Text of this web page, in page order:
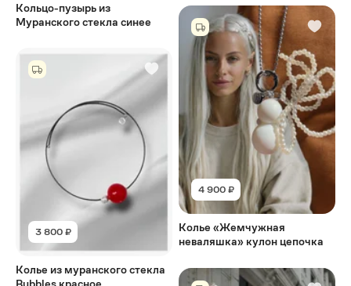
Кольцо-пузырь из
Муранского стекла синее
3 800 ₽
Колье из муранского стекла
4 900 ₽
Колье «Жемчужная
неваляшка» кулон цепочка